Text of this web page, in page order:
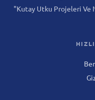
"Kutay Utku Projeleri Ve